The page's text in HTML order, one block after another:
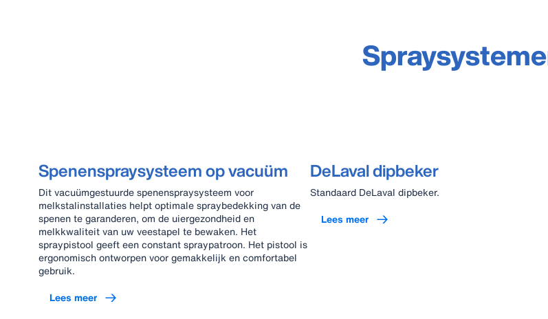
Spenenspraysysteem op vacuüm
Dit vacuümgestuurde spenenspraysysteem voor
melkstalinstallaties helpt optimale spraybedekking van de
spenen te garanderen, om de uiergezondheid en
melkkwaliteit van uw veestapel te bewaken. Het
spraypistool geeft een constant spraypatroon. Het pistool is
ergonomisch ontworpen voor gemakkelijk en comfortabel
gebruik.
Lees meer
DeLaval dipbeker
Standaard DeLaval dipbeker.
Lees meer